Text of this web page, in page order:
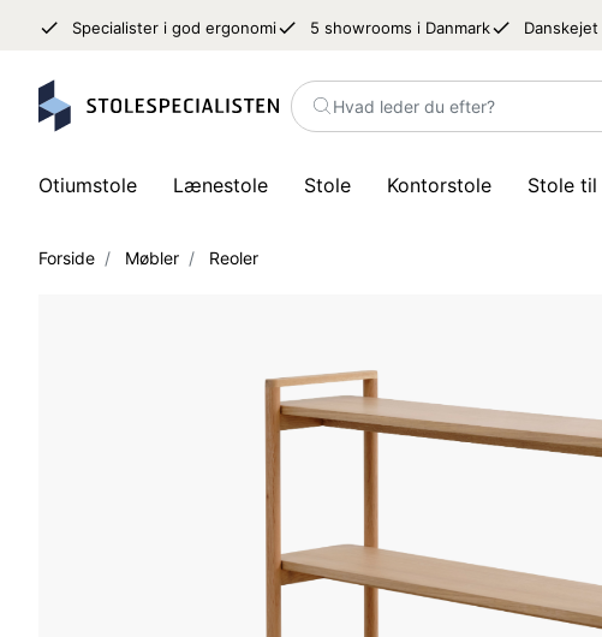
done Specialister i god ergonomidone 5 showrooms i Danmarkdone
Hvad leder du efter?
Otiumstole Lænestole Stole Kontorstole Stole
Forside Møbler Reoler